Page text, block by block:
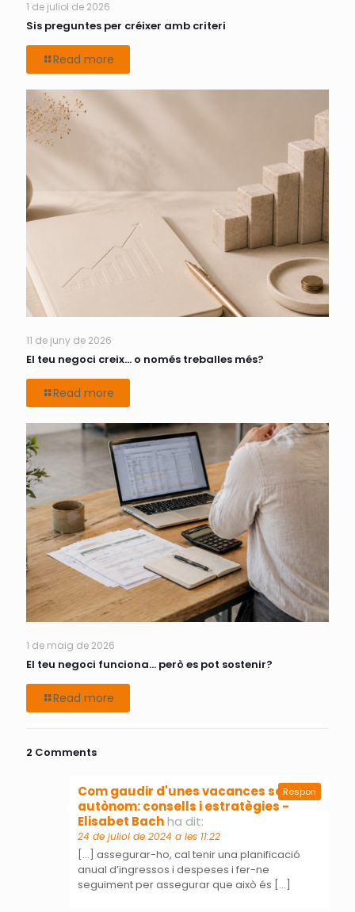
1 de juliol de 2026
Sis preguntes per créixer amb criteri
Read more
11 de juny de 2026
El teu negoci creix… o només treballes més?
Read more
1 de maig de 2026
El teu negoci funciona… però es pot sostenir?
Read more
2 Comments
Com gaudir d'unes vacances sent
autònom: consells i estratègies -
Elisabet Bachha dit:
24 de juliol de 2024 a les 11:22
[…] assegurar-ho, cal tenir una planificació
anual d’ingressos i despeses i fer-ne
seguiment per assegurar que això és […]
Respon